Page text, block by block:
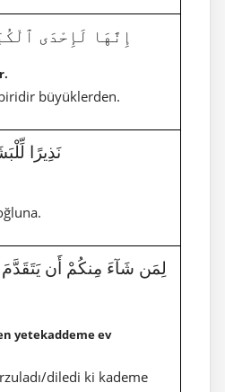
5528|74|35|إِنَّهَا لَإِحْدَى
büyüklerden.
5529|74|36|نَذِيرًا
yetekaddeme ev
diledi ki kademe